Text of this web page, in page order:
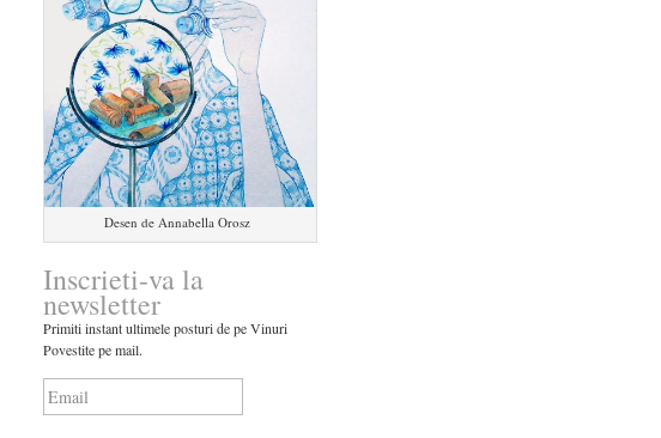
Desen de Annabella Orosz
Inscrieti-va la
newsletter
Primiti instant ultimele posturi de pe Vinuri
Povestite pe mail.